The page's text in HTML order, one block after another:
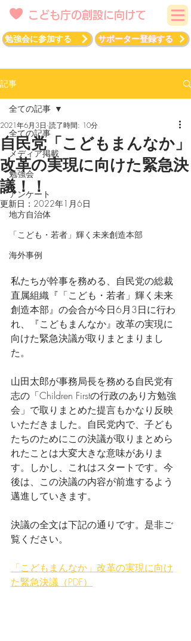
こども庁の創設に向けて
勉強会に参加する サポーター登録する
記事
全ての記事
メディア掲載
勉強会
アンケート
地方自治体
「こども・若者」輝く未来創造本部
海外事例
全ての記事
自民党「こどもまんなか」
改革の実現に向けた緊急決
議！！
2021年6月3日 読了時間: 10分
更新日： 2022年1月6日
私たちが幹事を務める、自民党の総裁
直属組織『「こども・若者」輝く未来
創造本部』の会合が今日6月3日に行わ
れ、『こどもまんなか』改革の実現に
向けた緊急決議が取りまとまりまし
た。
山田太郎が事務局長を務める自民党有
志の「Children Firstの行政のあり方勉強
会」で取りまとめた提言もかなり反映
いただきました。自民党内で、子ども
たちのためにこの決議が取りまとめら
れたことは大変大きな意味がありま
す。しかし、これはスタートです。今
後は、この決議の内容が前進するよう
邁進していきます。
決議の全文は下記の通りです。是非ご
覧ください。
「こどもまんなか」改革の実現に向け
た緊急決議（PDF）